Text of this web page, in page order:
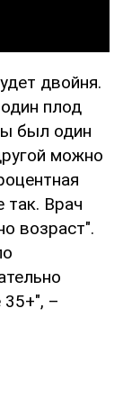
двойня.
плод
был один
можно
так. Врач
возраст".
–